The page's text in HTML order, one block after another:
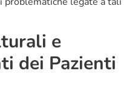
e
dei Pazienti